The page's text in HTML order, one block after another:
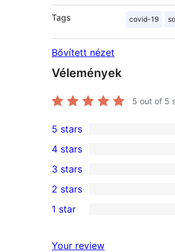
Tags covid-19
Bővített nézet
Vélemények
5 out of 5
5
5-
star
reviews
5 stars
4-
star
reviews
4 stars
0
3-
star
3 stars
2-
2 stars
1 star
Your review